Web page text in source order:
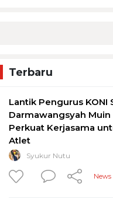
Terbaru
Lantik Pengurus KONI
Darmawangsyah
Perkuat Kerjasama
Atlet
Syukur Nutu
News